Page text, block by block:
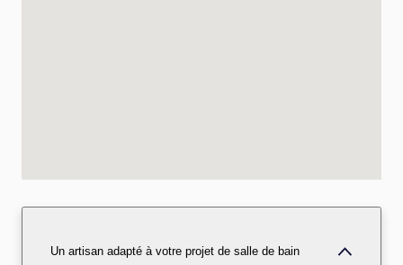
Un artisan adapté à votre projet de salle de bain